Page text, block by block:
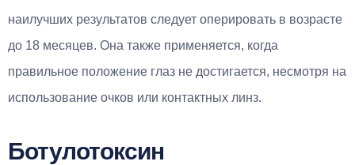
наилучших результатов следует оперировать в возрасте
до 18 месяцев. Она также применяется, когда
правильное положение глаз не достигается, несмотря на
использование очков или контактных линз.
Ботулотоксин